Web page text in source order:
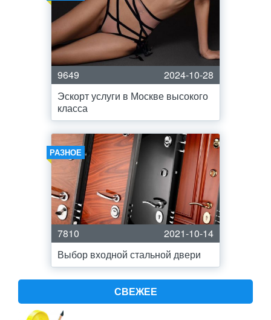
9649
2024-10-28
Эскорт услуги в Москве высокого
класса
РАЗНОЕ
7810
2021-10-14
Выбор входной стальной двери
СВЕЖЕЕ